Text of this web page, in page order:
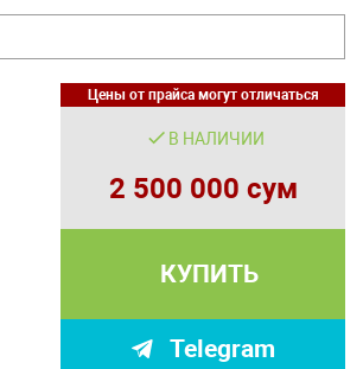
Цены от прайса могут отличаться
В НАЛИЧИИ
2 500 000 сум
КУПИТЬ
Telegram